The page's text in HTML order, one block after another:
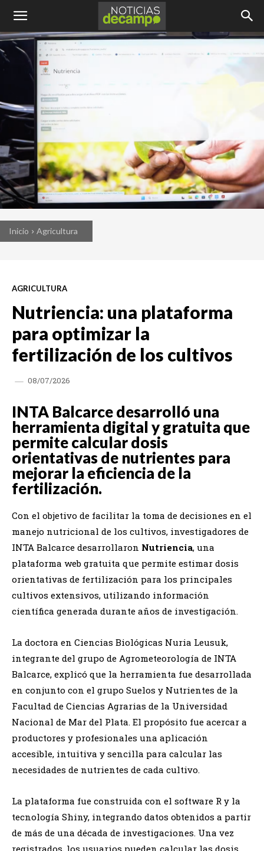
Inicio Agricultura
AGRICULTURA
Nutriencia: una plataforma
para optimizar la
fertilización de los cultivos
08/07/2026
INTA Balcarce desarrolló una
herramienta digital y gratuita que
permite calcular dosis
orientativas de nutrientes para
mejorar la eficiencia de la
fertilización.
Con el objetivo de facilitar la toma de decisiones en el
manejo nutricional de los cultivos, investigadores de
INTA Balcarce desarrollaron Nutriencia, una
plataforma web gratuita que permite estimar dosis
orientativas de fertilización para los principales
cultivos extensivos, utilizando información
científica generada durante años de investigación.
La doctora en Ciencias Biológicas Nuria Leusuk,
integrante del grupo de Agrometeorología de INTA
Balcarce, explicó que la herramienta fue desarrollada
en conjunto con el grupo Suelos y Nutrientes de la
Facultad de Ciencias Agrarias de la Universidad
Nacional de Mar del Plata. El propósito fue acercar a
productores y profesionales una aplicación
accesible, intuitiva y sencilla para calcular las
necesidades de nutrientes de cada cultivo.
La plataforma fue construida con el software R y la
tecnología Shiny, integrando datos obtenidos a partir
de más de una década de investigaciones. Una vez
registrados, los usuarios pueden calcular las dosis